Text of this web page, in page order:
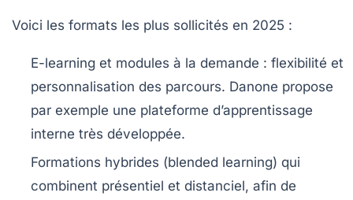
Voici les formats les plus sollicités en 2025 :
E-learning et modules à la demande : flexibilité et
personnalisation des parcours. Danone propose
par exemple une plateforme d’apprentissage
interne très développée.
Formations hybrides (blended learning) qui
combinent présentiel et distanciel, afin de